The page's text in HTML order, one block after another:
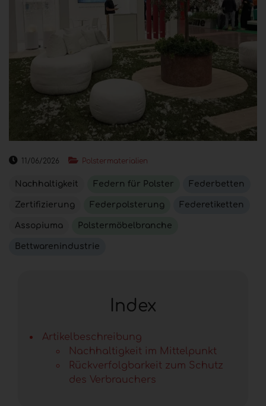
11/06/2026 Polstermaterialien
Nachhaltigkeit Federn für Polster Federbetten
Zertifizierung Federpolsterung Federetiketten
Assopiuma Polstermöbelbranche
Bettwarenindustrie
Index
Artikelbeschreibung
Nachhaltigkeit im Mittelpunkt
Rückverfolgbarkeit zum Schutz
des Verbrauchers